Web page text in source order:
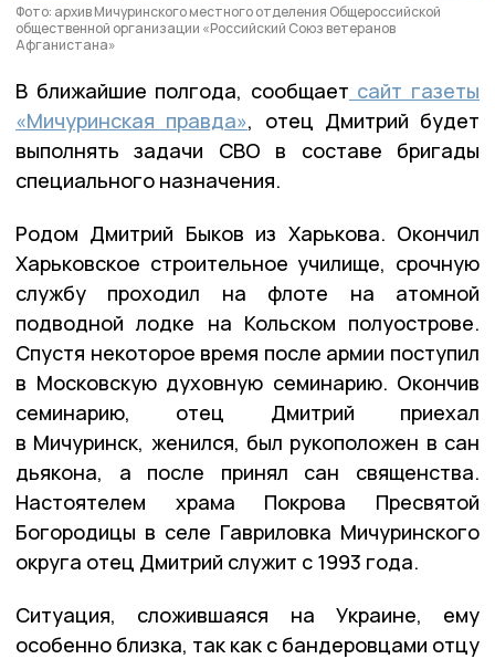
Фото: архив Мичуринского местного отделения Общероссийской
общественной организации «Российский Союз ветеранов
Афганистана»
В ближайшие полгода, сообщает сайт газеты
«Мичуринская правда», отец Дмитрий будет
выполнять задачи СВО в составе бригады
специального назначения.
Родом Дмитрий Быков из Харькова. Окончил
Харьковское строительное училище, срочную
службу проходил на флоте на атомной
подводной лодке на Кольском полуострове.
Спустя некоторое время после армии поступил
в Московскую духовную семинарию. Окончив
семинарию, отец Дмитрий приехал
в Мичуринск, женился, был рукоположен в сан
дьякона, а после принял сан священства.
Настоятелем храма Покрова Пресвятой
Богородицы в селе Гавриловка Мичуринского
округа отец Дмитрий служит с 1993 года.
Ситуация, сложившаяся на Украине, ему
особенно близка, так как с бандеровцами отцу